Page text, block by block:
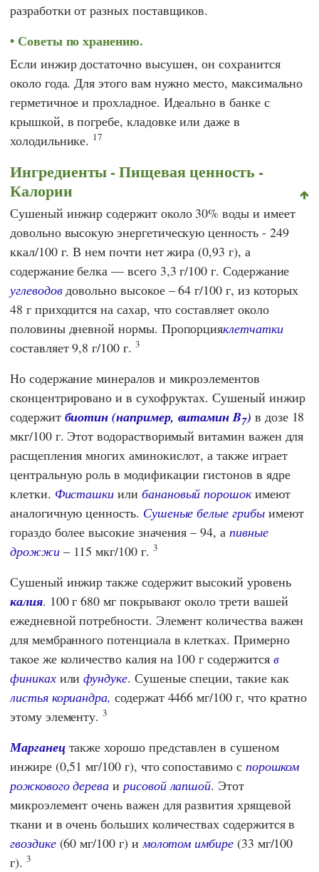
разработки от разных поставщиков.
Советы по хранению.
Если инжир достаточно высушен, он сохранится
около года. Для этого вам нужно место, максимально
герметичное и прохладное. Идеально в банке с
крышкой, в погребе, кладовке или даже в
холодильнике. 17
Ингредиенты - Пищевая ценность -
Калории
Сушеный инжир содержит около 30% воды и имеет
довольно высокую энергетическую ценность - 249
ккал/100 г. В нем почти нет жира (0,93 г), а
содержание белка — всего 3,3 г/100 г. Содержание
углеводовдовольно высокое – 64 г/100 г, из которых
48 г приходится на сахар, что составляет около
половины дневной нормы. Пропорцияклетчатки
составляет 9,8 г/100 г. 3
Но содержание минералов и микроэлементов
сконцентрировано и в сухофруктах. Сушеный инжир
содержит биотин (например, витамин B7) в дозе 18
мкг/100 г. Этот водорастворимый витамин важен для
расщепления многих аминокислот, а также играет
центральную роль в модификации гистонов в ядре
клетки. Фисташки или банановый порошокимеют
аналогичную ценность. Сушеные белые грибыимеют
гораздо более высокие значения – 94, а пивные
дрожжи– 115 мкг/100 г. 3
Сушеный инжир также содержит высокий уровень
калия. 100 г 680 мг покрывают около трети вашей
ежедневной потребности. Элемент количества важен
для мембранного потенциала в клетках. Примерно
такое же количество калия на 100 г содержится в
финикахилифундуке. Сушеные специи, такие как
листья кориандра, содержат 4466 мг/100 г, что кратно
этому элементу.3
Марганецтакже хорошо представлен в сушеном
инжире (0,51 мг/100 г), что сопоставимо с порошком
рожкового дерева и рисовой лапшой. Этот
микроэлемент очень важен для развития хрящевой
ткани и в очень больших количествах содержится в
гвоздике(60 мг/100 г) имолотом имбире(33 мг/100
г). 3